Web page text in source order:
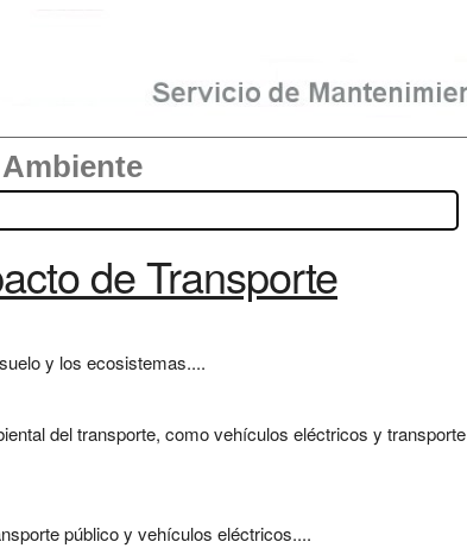
de Transporte
y los ecosistemas....
del transporte, como vehículos eléctricos y transporte
público y vehículos eléctricos....